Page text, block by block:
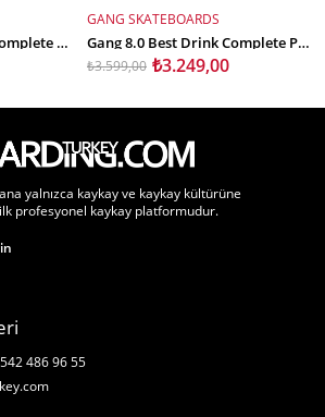
Gang 8.0 Skull Snake Complete Profesyonel Kaykay
SEPETE EKLE
GANG SKATEBOARDS
Gang 8.0 Best Drink Complete Profesyonel Kaykay
₺3.249,00
₺3.599,00
yalnızca kaykay ve kaykay kültürüne
profesyonel kaykay platformudur.
486 96 55